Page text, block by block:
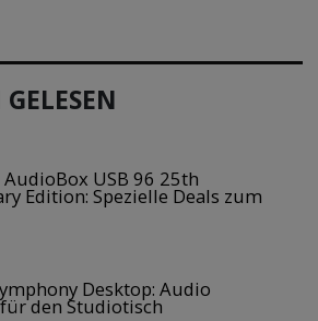
USB 96 25th
Edition: Spezielle Deals zum
Desktop: Audio
den Studiotisch